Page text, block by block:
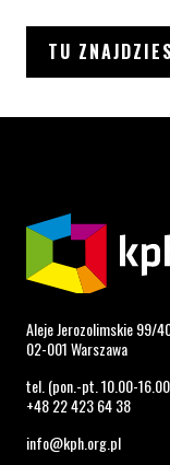
TU
Aleje Jerozolimskie 99/
02-001 Warszawa
tel. (pon.-pt. 10.00-
+48 22 423 64 38
info@kph.org.pl